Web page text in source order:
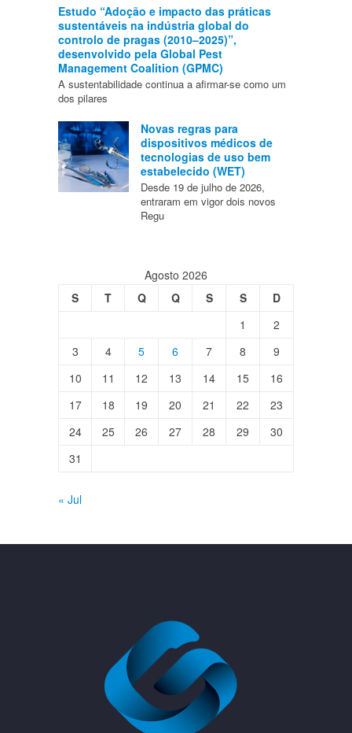
Estudo “Adoção e impacto das práticas
sustentáveis na indústria global do
controlo de pragas (2010–2025)”,
desenvolvido pela Global Pest
Management Coalition (GPMC)
A sustentabilidade continua a afirmar-se como um
dos pilares
Novas regras para
dispositivos médicos de
tecnologias de uso bem
estabelecido (WET)
Desde 19 de julho de 2026,
entraram em vigor dois novos
Regu
Agosto 2026
S
T Q Q S S
D
1
2
3
4 5 6 7 8
9
10
11 12 13 14 15
16
17
18 19 20 21 22
23
24
25 26 27 28 29
30
31
« Jul